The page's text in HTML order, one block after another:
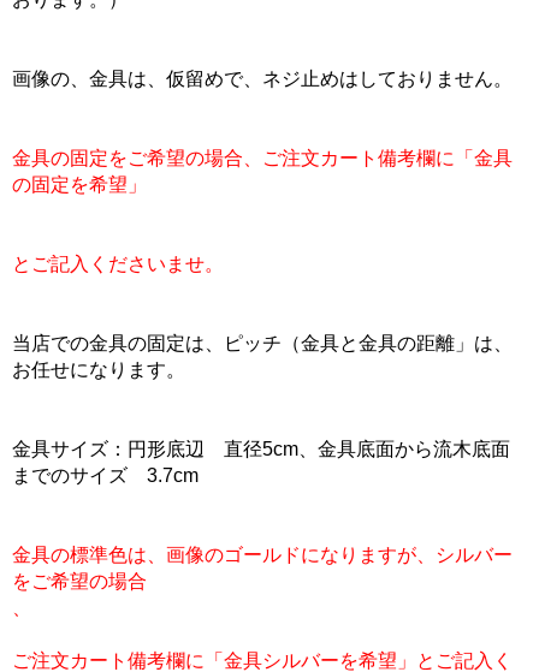
画像の、金具は、仮留めで、ネジ止めはしておりません。
金具の固定をご希望の場合、ご注文カート備考欄に「金具
の固定を希望」
とご記入くださいませ。
当店での金具の固定は、ピッチ（金具と金具の距離」は、
お任せになります。
金具サイズ：円形底辺 直径5cm、金具底面から流木底面
までのサイズ 3.7cm
金具の標準色は、画像のゴールドになりますが、シルバー
をご希望の場合
ご注文カート備考欄に「金具シルバーを希望」とご記入く